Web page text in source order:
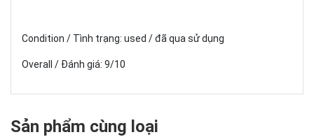
Condition / Tình trạng: used / đã qua sử dụng
Overall / Đánh giá: 9/10
Sản phẩm cùng loại